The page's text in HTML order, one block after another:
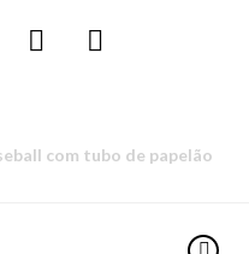
com tubo de papelão